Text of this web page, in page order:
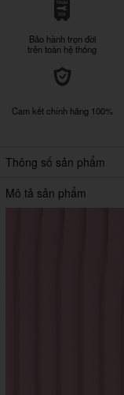
Bảo hành trọn đời
trên toàn hệ thống
Cam kết chính hãng 100%
Thông số sản phẩm
Mô tả sản phẩm